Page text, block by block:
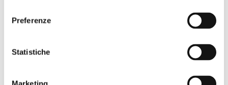
Preferenze
Statistiche
UNA TERRAZZA
SUL GOLFO
Sabato 19
ore 09:30
Napoli, 04 Agosto